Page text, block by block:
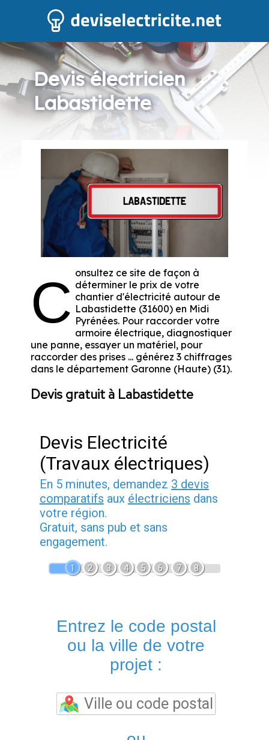
Devis électricien
Labastidette
C onsultez ce site de façon à
déterminer le prix de votre
chantier d'électricité autour de
Labastidette (31600) en Midi
Pyrénées. Pour raccorder votre
armoire électrique, diagnostiquer
une panne, essayer un matériel, pour
raccorder des prises ... générez 3 chiffrages
dans le département Garonne (Haute) (31).
Devis gratuit à Labastidette
Devis Electricité
(Travaux électriques)
En 5 minutes, demandez 3 devis
comparatifs aux électriciens dans
votre région.
Gratuit, sans pub et sans
engagement.
1 2 3 4 5 6 7 8
Entrez le code postal
ou la ville de votre
projet :